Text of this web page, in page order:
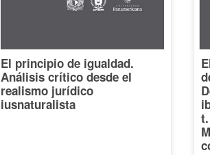
El principio de igualdad.
Análisis crítico desde el
realismo jurídico
iusnaturalista